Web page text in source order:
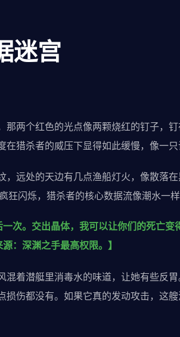
迷宫
两个红色的光点像两颗烧红的钉子，钉
猎杀者的威压下显得如此缓慢，像一只
远处的天边有几点渔船灯火，像散落在
狂闪烁，猎杀者的核心数据流像潮水一
次。交出晶体，我可以让你们的死亡
：深渊之手最高权限。】
着潜艇里消毒水的味道，让她有些反
损伤都没有。如果它真的发动攻击，这